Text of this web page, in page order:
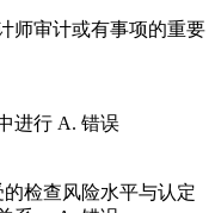
师审计或有事项的重要
进行 A. 错误
检查风险水平与认定